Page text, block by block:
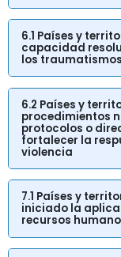
6.1 Países y
capacidad
los
6.2 Países y
procedimientos
protocolos o
fortalecer la
violencia
7.1 Países y
iniciado la
recursos